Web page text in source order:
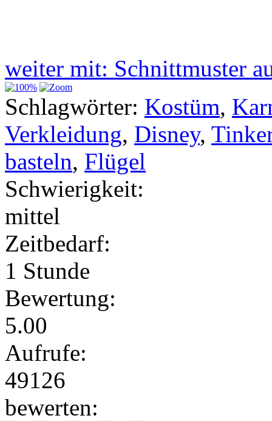
weiter mit: Schnittmuster
Schlagwörter: Kostüm,
Verkleidung, Disney,
basteln, Flügel
Schwierigkeit:
mittel
Zeitbedarf:
1 Stunde
Bewertung:
5.00
Aufrufe:
49126
bewerten: